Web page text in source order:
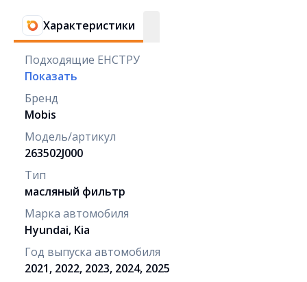
Характеристики
Подходящие ЕНСТРУ
Показать
Бренд
Mobis
Модель/артикул
263502J000
Тип
масляный фильтр
Марка автомобиля
Hyundai, Kia
Год выпуска автомобиля
2021, 2022, 2023, 2024, 2025